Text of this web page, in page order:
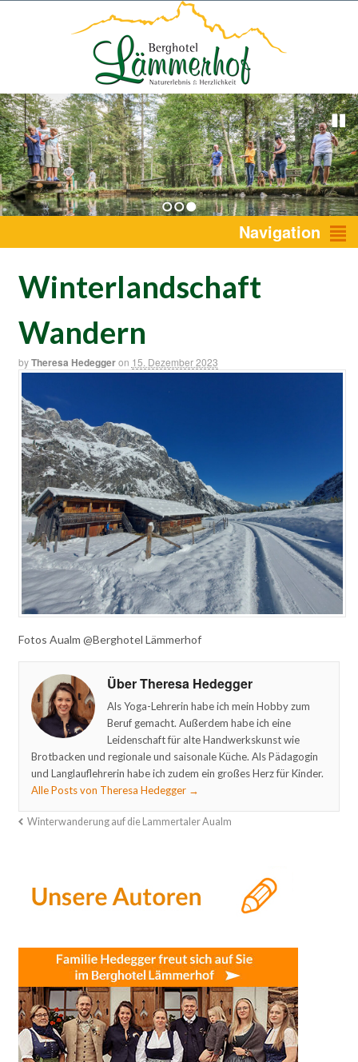
1 2 3 Navigation
Winterlandschaft
Wandern
byTheresa Hedeggeron 15. Dezember 2023
Fotos Aualm @Berghotel Lämmerhof
Über Theresa Hedegger
Als Yoga-Lehrerin habe ich mein Hobby zum
Beruf gemacht. Außerdem habe ich eine
Leidenschaft für alte Handwerkskunst wie
Brotbacken und regionale und saisonale Küche. Als Pädagogin
und Langlauflehrerin habe ich zudem ein großes Herz für Kinder.
Alle Posts von Theresa Hedegger →
Winterwanderung auf die Lammertaler Aualm